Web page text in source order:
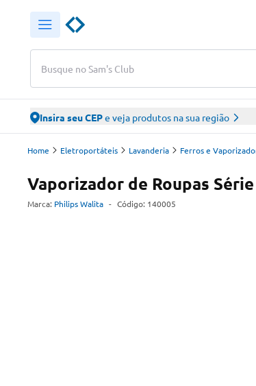
Busque no Sam's Club
Insira seu CEPe veja produtos na sua região
Home Eletroportáteis Lavanderia Ferros e
Vaporizador de Roupas
Marca: Philips Walita - Código: 140005